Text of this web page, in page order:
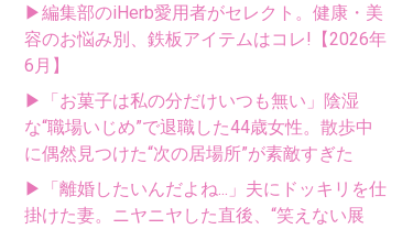
▶編集部のiHerb愛用者がセレクト。健康・美
容のお悩み別、鉄板アイテムはコレ!【2026年
6月】
▶「お菓子は私の分だけいつも無い」陰湿
な“職場いじめ”で退職した44歳女性。散歩中
に偶然見つけた“次の居場所”が素敵すぎた
▶「離婚したいんだよね...」夫にドッキリを仕
掛けた妻。ニヤニヤした直後、“笑えない展